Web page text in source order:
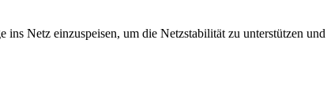
Netz einzuspeisen, um die Netzstabilität zu unterstützen